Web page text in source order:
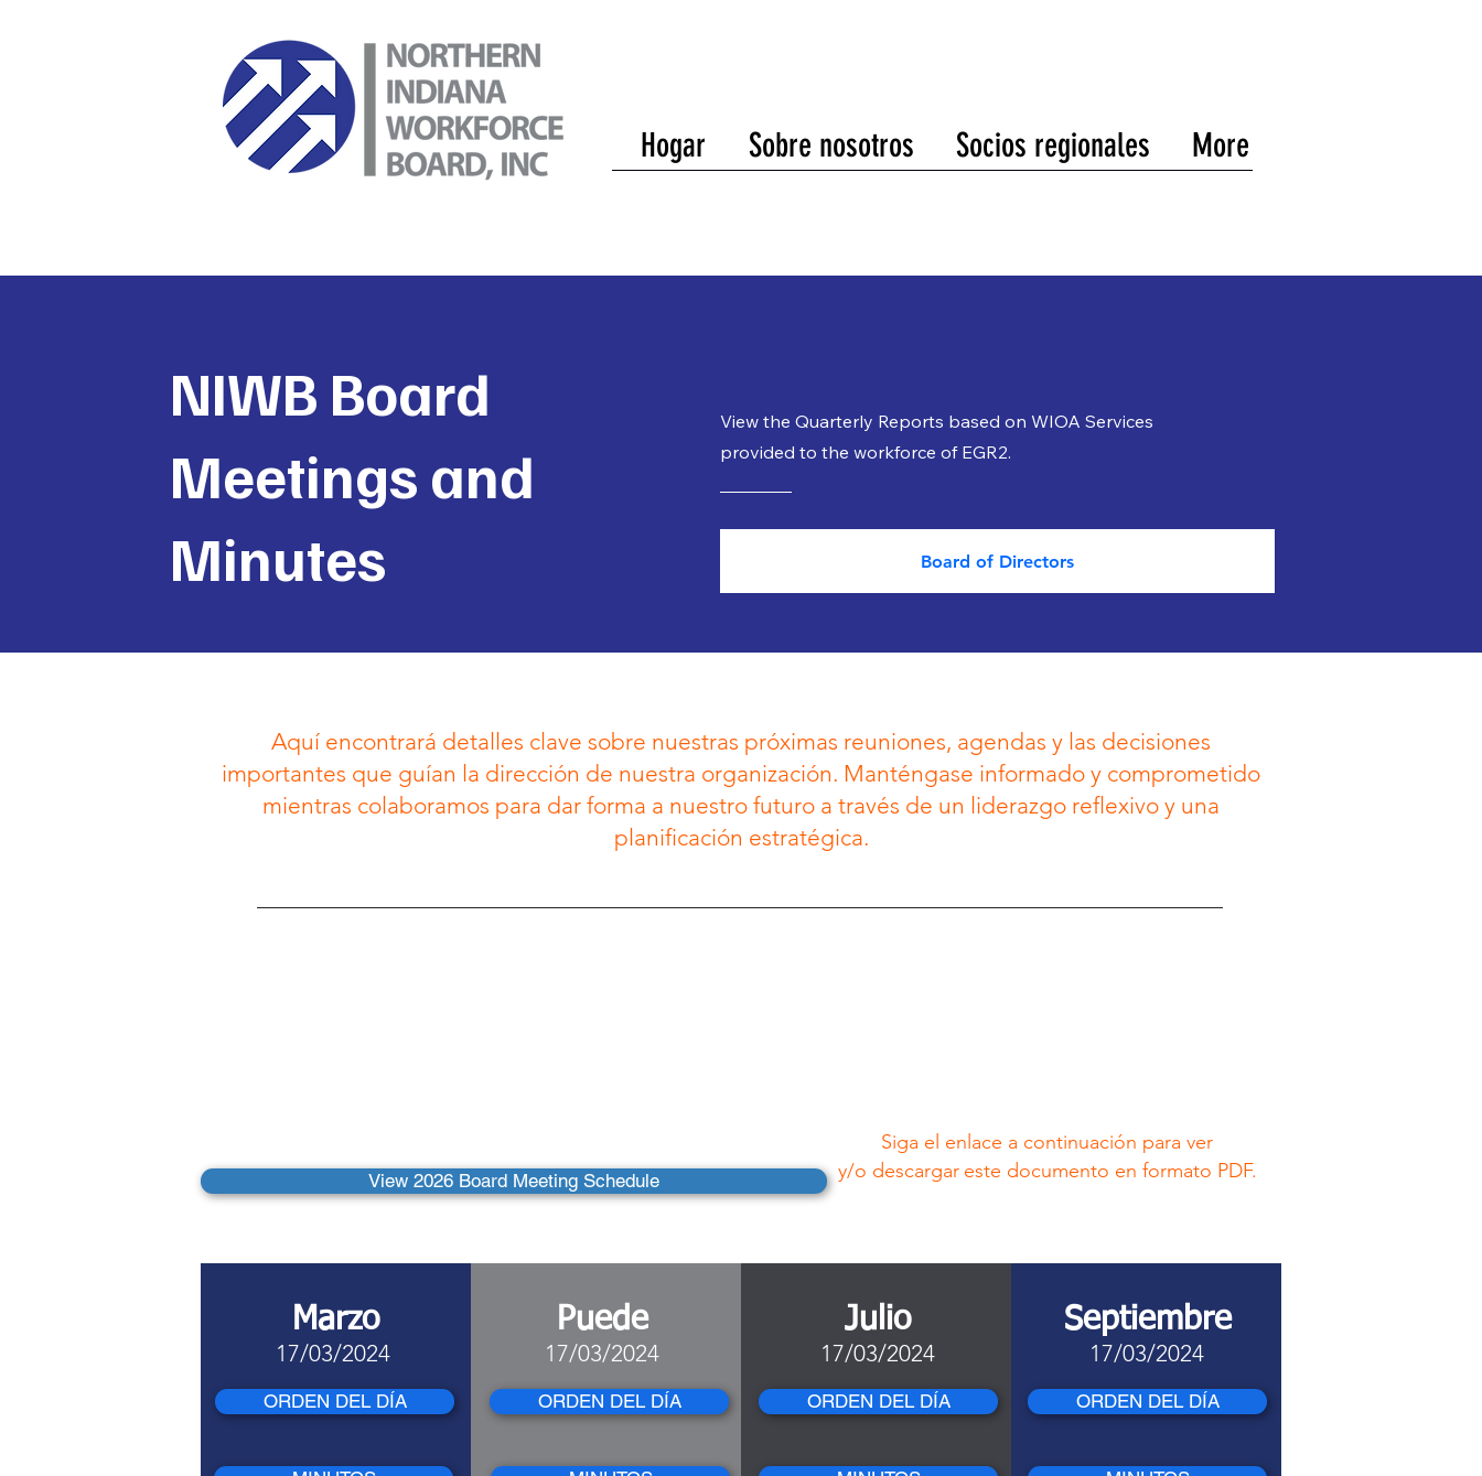
Hogar Sobre nosotros Socios regionales More
NIWB Board
Meetings and
Minutes
View the Quarterly Reports based on WIOA Services
provided to the workforce of EGR2.
Board of Directors
Aquí encontrará detalles clave sobre nuestras próximas reuniones, agendas y las decisiones
importantes que guían la dirección de nuestra organización. Manténgase informado y comprometido
mientras colaboramos para dar forma a nuestro futuro a través de un liderazgo reflexivo y una
planificación estratégica.
Siga el enlace a continuación para ver
y/o descargar este documento en formato PDF.
View 2026 Board Meeting Schedule
Marzo
17/03/2024
ORDEN DEL DÍA
Puede
17/03/2024
ORDEN DEL DÍA
Julio
17/03/2024
ORDEN DEL DÍA
Septiembre
17/03/2024
ORDEN DEL DÍA